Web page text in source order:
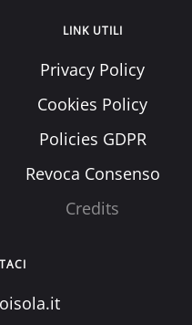
LINK UTILI
Privacy Policy
Cookies Policy
Policies GDPR
Revoca Consenso
Credits